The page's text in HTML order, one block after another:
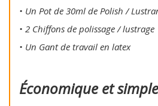
• Un Pot de 30ml de Polish /
• 2 Chiffons de polissage / lustrage
• Un Gant de travail en latex
Économique et